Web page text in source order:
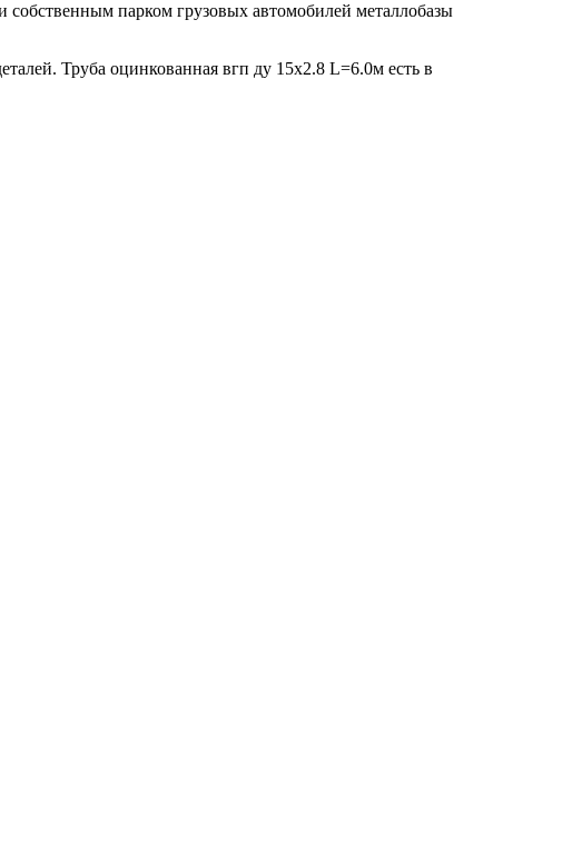
собственным парком грузовых автомобилей металлобазы
Труба оцинкованная вгп ду 15х2.8 L=6.0м есть в